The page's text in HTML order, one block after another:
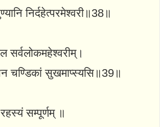
निर्दहेत्परमेश्वरी॥38॥
सर्वलोकमहेश्वरीम्।
चण्डिकां सुखमाप्स्यसि॥39॥
सम्पूर्णम् ॥